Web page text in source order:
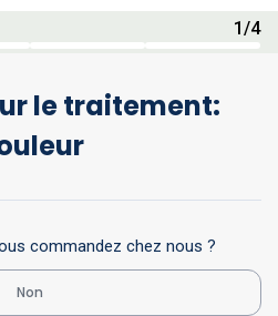
1/4
le traitement:
commandez chez nous ?
Non